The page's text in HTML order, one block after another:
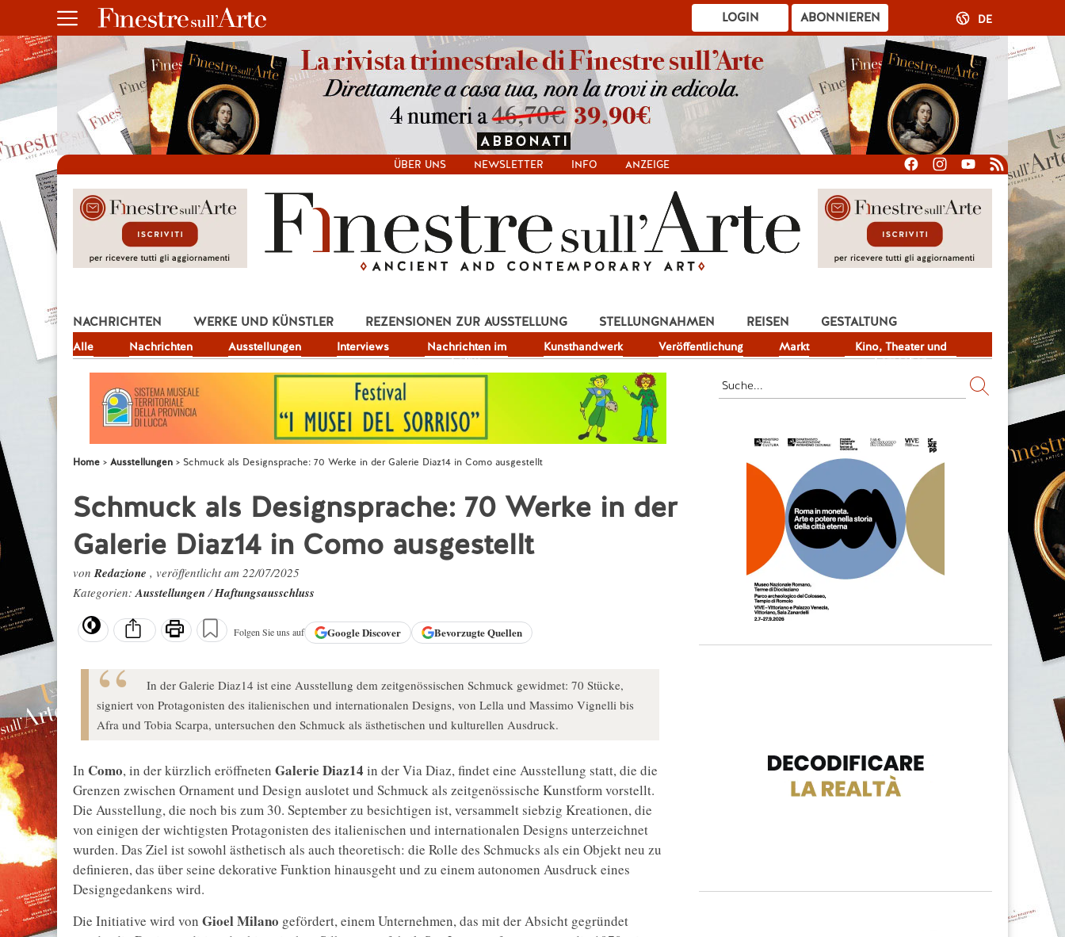
ABONNIEREN
LOGIN DE
ÜBER UNS NEWSLETTER INFO ANZEIGE
NACHRICHTEN
Alle Nachrichten Ausstellungen Interviews
Nachrichten im
Fokus
Kunsthandwerk Veröffentlichung Markt
Kino, Theater und
Fernsehen
WERKE UND KÜNSTLER REZENSIONEN ZUR AUSSTELLUNG STELLUNGNAHMEN REISEN
GESTALTUNG
JOB
Home Ausstellungen Schmuck als Designsprache: 70 Werke in der Galerie Diaz14 in Como ausgestellt
Schmuck als Designsprache: 70 Werke in der
Galerie Diaz14 in Como ausgestellt
vonRedazione , veröffentlicht am 22/07/2025
Kategorien:Ausstellungen/Haftungsausschluss
Folgen Sie uns auf GoogleDiscover Bevorzugte Quellen
In der Galerie Diaz14 ist eine Ausstellung dem zeitgenössischen Schmuck gewidmet: 70 Stücke,
signiert von Protagonisten des italienischen und internationalen Designs, von Lella und Massimo Vignelli bis
Afra und Tobia Scarpa, untersuchen den Schmuck als ästhetischen und kulturellen Ausdruck.
In Como, in der kürzlich eröffneten Galerie Diaz14 in der Via Diaz, findet eine Ausstellung statt, die die
Grenzen zwischen Ornament und Design auslotet und Schmuck als zeitgenössische Kunstform vorstellt.
Die Ausstellung, die noch bis zum 30. September zu besichtigen ist, versammelt siebzig Kreationen, die
von einigen der wichtigsten Protagonisten des italienischen und internationalen Designs unterzeichnet
wurden. Das Ziel ist sowohl ästhetisch als auch theoretisch: die Rolle des Schmucks als ein Objekt neu zu
definieren, das über seine dekorative Funktion hinausgeht und zu einem autonomen Ausdruck eines
Designgedankens wird.
Die Initiative wird von Gioel Milano gefördert, einem Unternehmen, das mit der Absicht gegründet